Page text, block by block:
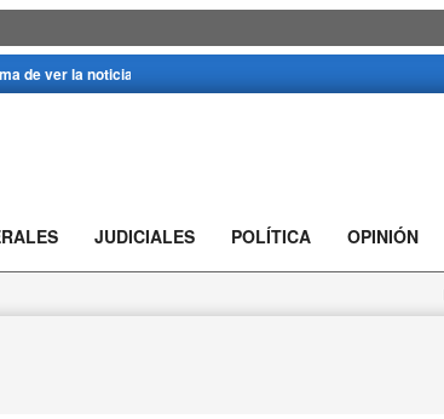
de ver la noticia
JUDICIALES POLÍTICA OPINIÓN